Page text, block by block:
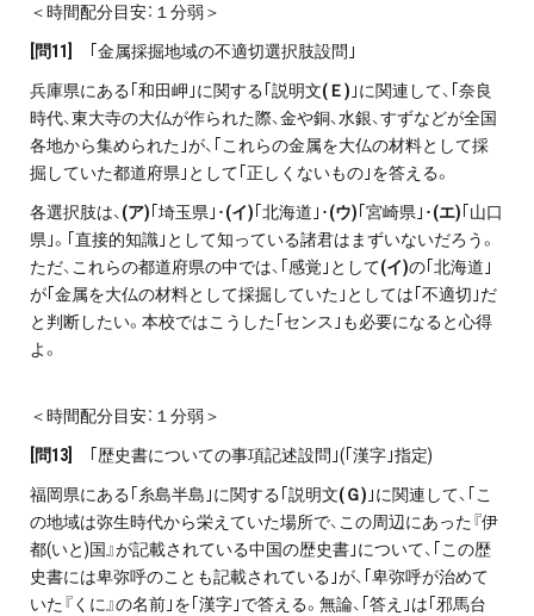
＜時間配分目安：１分弱＞
問11] ｢金属採掘地域の不適切選択肢設問｣
兵庫県にある｢和田岬｣に関する｢説明文(Ｅ) ｣に関連して、｢奈良
時代、東大寺の大仏が作られた際、金や銅、水銀、すずなどが全国
各地から集められた｣が、｢これらの金属を大仏の材料として採
掘していた都道府県｣として｢正しくないもの｣を答える。
各選択肢は、 (ア) ｢埼玉県｣･(イ) ｢北海道｣･(ウ) ｢宮崎県｣･(エ) ｢山口
県｣。｢直接的知識｣として知っている諸君はまずいないだろう。
ただ、これらの都道府県の中では、｢感覚｣として(イ)の｢北海道｣
が｢金属を大仏の材料として採掘していた｣としては｢不適切｣だ
と判断したい。本校ではこうした｢センス｣も必要になると心得
よ。
＜時間配分目安：１分弱＞
問13] ｢歴史書についての事項記述設問｣(｢漢字｣指定)
福岡県にある｢糸島半島｣に関する｢説明文(Ｇ) ｣に関連して、｢こ
の地域は弥生時代から栄えていた場所で、この周辺にあった『伊
都(いと)国』が記載されている中国の歴史書｣について、｢この歴
史書には卑弥呼のことも記載されている｣が、｢卑弥呼が治めて
いた『くに』の名前｣を｢漢字｣で答える。無論、｢答え｣は｢邪馬台